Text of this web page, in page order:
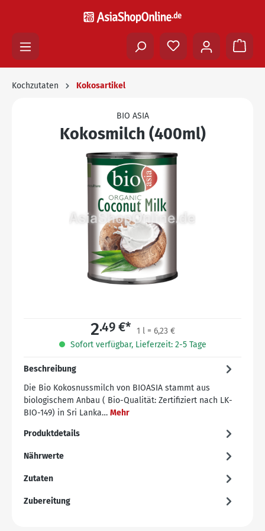
Kochzutaten Kokosartikel
BIO ASIA
Kokosmilch (400ml)
2.49 €*
1 l = 6,23 €
Sofort verfügbar, Lieferzeit: 2-5 Tage
Beschreibung
Die Bio Kokosnussmilch von BIOASIA stammt aus
biologischem Anbau ( Bio-Qualität: Zertifiziert nach LK-
BIO-149) in Sri Lanka… Mehr
Produktdetails
Nährwerte
Zutaten
Zubereitung